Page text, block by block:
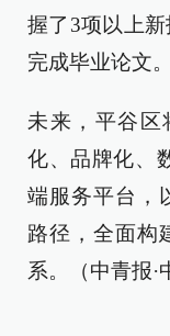
握了3项以上
完成毕业论文。
未来，平谷区
化、品牌化、
端服务平台，
路径，全面构
系。（中青报·